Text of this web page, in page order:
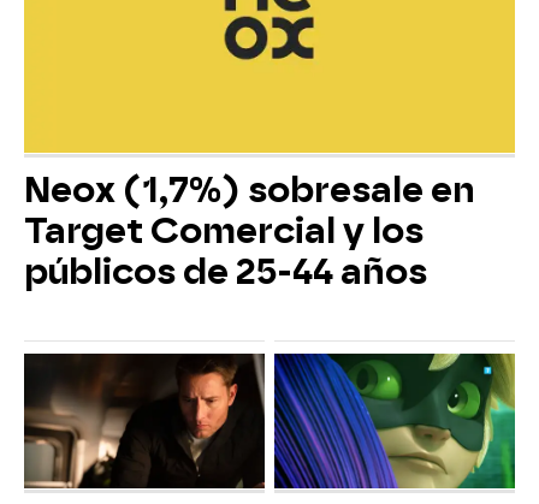
Neox (1,7%) sobresale en
Target Comercial y los
públicos de 25-44 años